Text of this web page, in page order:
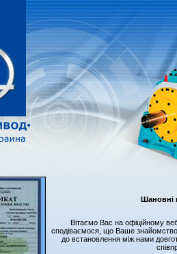
Шановні
Вітаємо Вас на офіційному
сподіваємося, що Ваше
до встановлення між нами